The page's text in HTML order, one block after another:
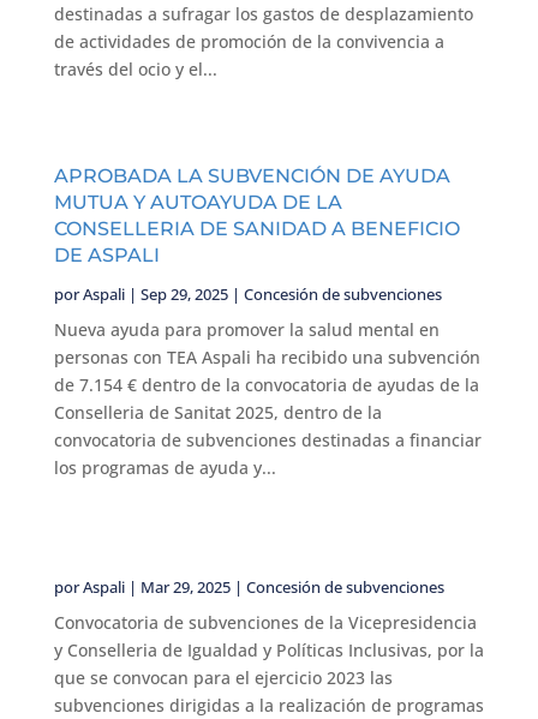
destinadas a sufragar los gastos de desplazamiento
de actividades de promoción de la convivencia a
través del ocio y el...
APROBADA LA SUBVENCIÓN DE AYUDA
MUTUA Y AUTOAYUDA DE LA
CONSELLERIA DE SANIDAD A BENEFICIO
DE ASPALI
porAspali| Sep 29, 2025| Concesión de subvenciones
Nueva ayuda para promover la salud mental en
personas con TEA Aspali ha recibido una subvención
de 7.154 € dentro de la convocatoria de ayudas de la
Conselleria de Sanitat 2025, dentro de la
convocatoria de subvenciones destinadas a financiar
los programas de ayuda y...
porAspali| Mar 29, 2025| Concesión de subvenciones
Convocatoria de subvenciones de la Vicepresidencia
y Conselleria de Igualdad y Políticas Inclusivas, por la
que se convocan para el ejercicio 2023 las
subvenciones dirigidas a la realización de programas